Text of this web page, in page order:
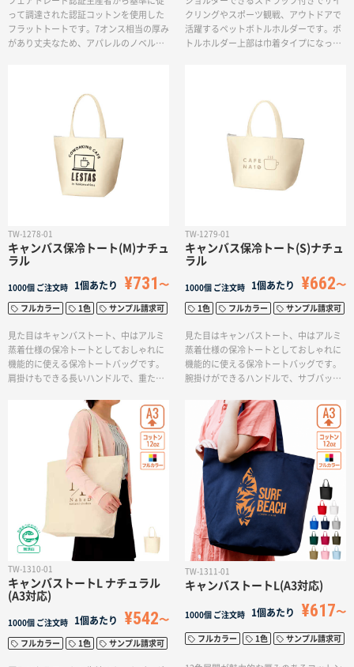
って調達された認証コットンを使用した
フラットトートです。7オンス相当の厚み
があり丈夫なため、アパレルのノベルテ
のアイテムとなっており、SDGsやサステ
ィナブルへの取り組みで企業価値を高め
クリングやスポーツ観戦、アウトドアで
活躍するペットボトルホルダーです。ボ
トルホルダー上部は巾着タイプになって
ン等でもご使用いただけます。ワンポイ
ントのロゴやイラストの名入れが可能で
す。飲料品や食品のノベルティアイテム
におすすめです。
TW-1278-01
キャンバス保冷トート(M)ナチュ
ラル
1000個 ご注文時 1個あたり ¥731
フルカラー 1色 サンプル請求可
見た目はキャンバストート、中はアルミ
蒸着仕様の保冷トートとしておしゃれに
機能的に使える保冷トートバッグです。
肩掛けもできる長いハンドルで、重たい
Sサイズもございます。 キャンバス生地
のため、どんなデザインでも馴染みやす
く、広い範囲に名入れが可能となってお
りますので、飲食品のイベントやキャン
ペーンのノベルティとしてもおすすめで
TW-1279-01
キャンバス保冷トート(S)ナチュ
ラル
1000個 ご注文時 1個あたり ¥662
1色 フルカラー サンプル請求可
見た目はキャンバストート、中はアルミ
蒸着仕様の保冷トートとしておしゃれに
機能的に使える保冷トートバッグです。
腕掛けができるハンドルで、サブバッグ
Sサイズもございます。 キャンバス生地
のため、どんなデザインでも馴染みやす
く、フルカラーで名入れが可能となって
おりますので、飲食品のイベントやキャ
ンペーンのノベルティとしてもおすすめ
です。
TW-1310-01
キャンバストートL ナチュラル
(A3対応)
1000個 ご注文時 1個あたり ¥542
フルカラー 1色 サンプル請求可
TW-1311-01
キャンバストートL(A3対応)
1000個 ご注文時 1個あたり ¥617
フルカラー 1色 サンプル請求可